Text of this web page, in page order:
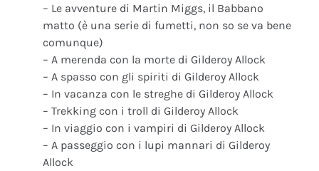
– Le avventure di Martin Miggs, il Babbano
matto (è una serie di fumetti, non so se va bene
comunque)
– A merenda con la morte di Gilderoy Allock
– A spasso con gli spiriti di Gilderoy Allock
– In vacanza con le streghe di Gilderoy Allock
– Trekking con i troll di Gilderoy Allock
– In viaggio con i vampiri di Gilderoy Allock
– A passeggio con i lupi mannari di Gilderoy
Allock